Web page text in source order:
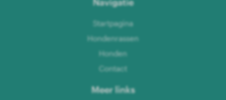
Startpagina
Hondenrassen
Honden
Contact
Meer links